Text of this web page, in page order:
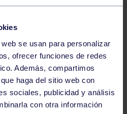
se usan para personalizar
ofrecer funciones de redes
Además, compartimos
haga del sitio web con
sociales, publicidad y análisis
con otra información
inscritos
de las sesiones